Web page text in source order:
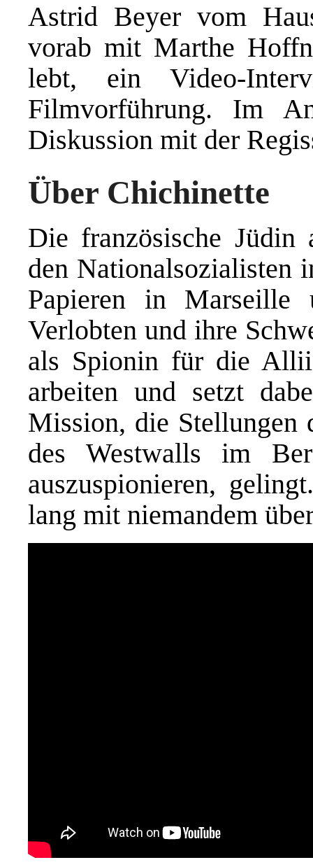
Astrid Beyer vom
vorab mit Marthe
lebt, ein Video-
Filmvorführung. Im
Diskussion mit der
Über Chichinette
Die französische
den Nationalsozialisten
Papieren in
Verlobten und ihre
als Spionin für die
arbeiten und setzt
Mission, die Stellungen
des Westwalls im
auszuspionieren,
lang mit niemandem